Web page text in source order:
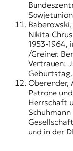
Sowjetunion
Nikita
1953-1964,
/Greiner,
Vertrauen:
Oberender,
Patrone
Herrschaft
und in der